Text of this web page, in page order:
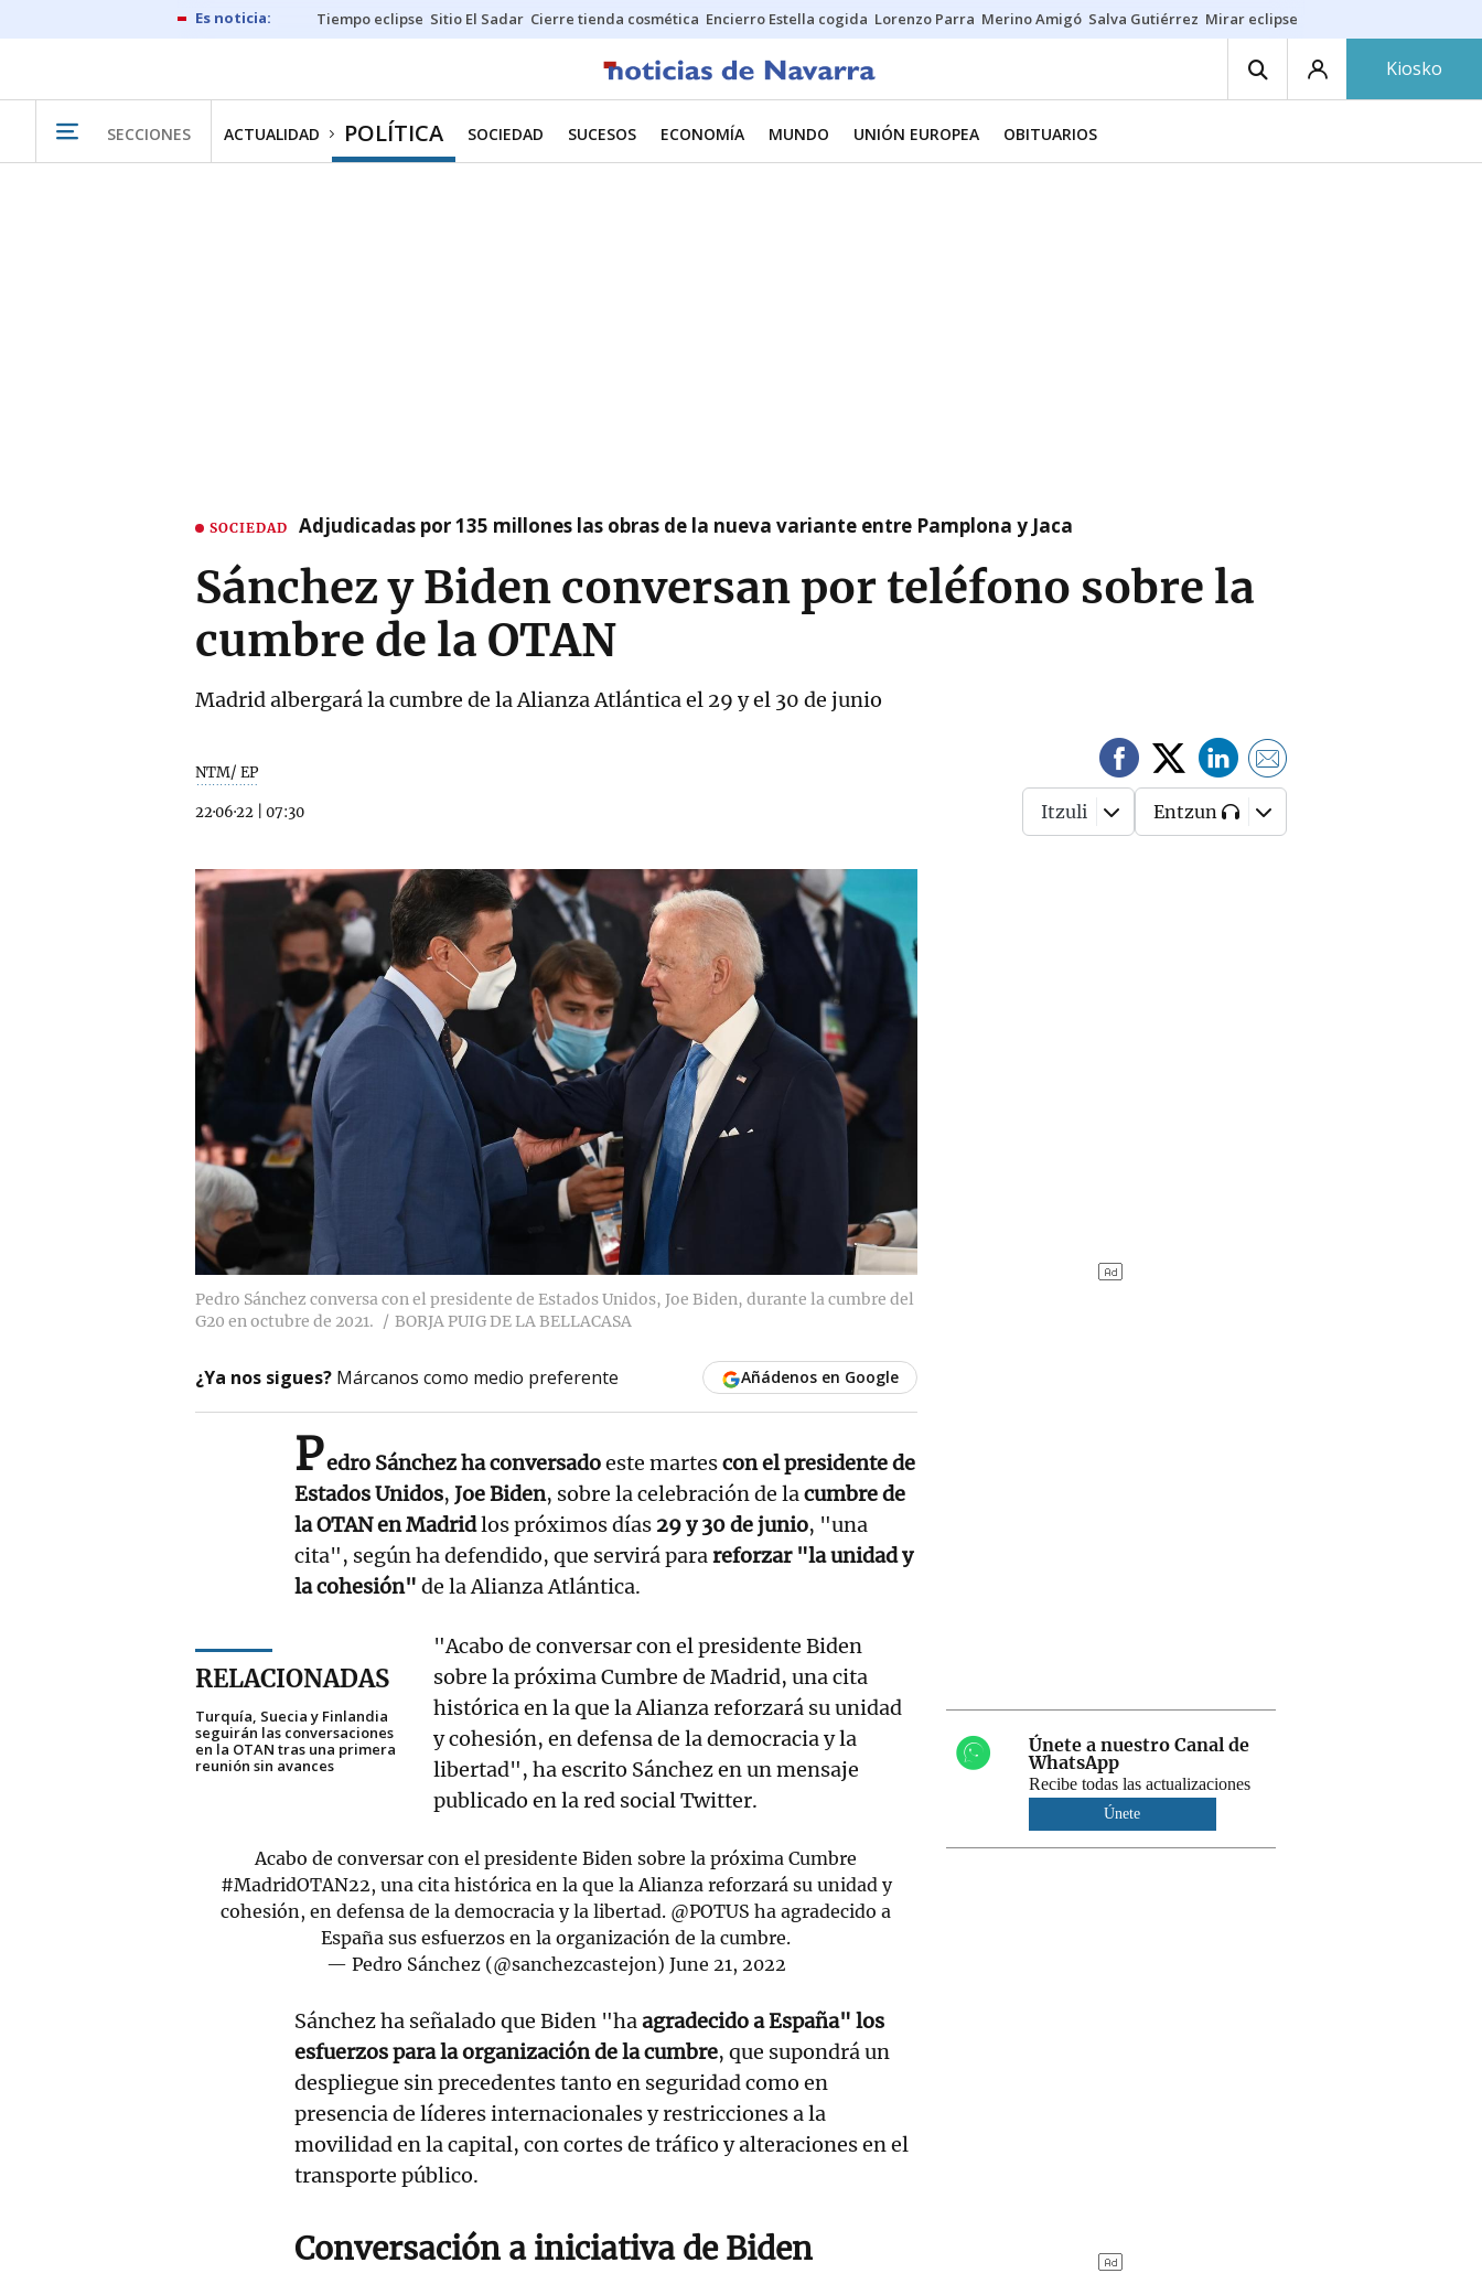
Tiempo eclipse Sitio El Sadar Cierre tienda cosmética Encierro Estella cogida Lorenzo Parra Merino Amigó Salva Gutiérrez Mirar eclipse
Kiosko
SECCIONES ACTUALIDAD POLÍTICA SOCIEDAD SUCESOS ECONOMÍA MUNDO UNIÓN EUROPEA OBITUARIOS
SOCIEDAD Adjudicadas por 135 millones las obras de la nueva variante entre Pamplona y Jaca
Sánchez y Biden conversan por teléfono sobre la
cumbre de la OTAN
Madrid albergará la cumbre de la Alianza Atlántica el 29 y el 30 de junio
NTM/ EP
22·06·22 07:30 Itzuli Entzun
Pedro Sánchez conversa con el presidente de Estados Unidos, Joe Biden, durante la cumbre del
G20 en octubre de 2021.
BORJA PUIG DE LA BELLACASA
¿Ya nos sigues? Márcanos como medio preferente Añádenos en Google
Pedro Sánchez ha conversadoeste martescon el presidente de
Estados Unidos, Joe Biden, sobre la celebración de lacumbre de
la OTAN en Madridlos próximos días 29 y 30 de junio, "una
cita", según ha defendido, que servirá parareforzar "la unidad y
la cohesión" de la Alianza Atlántica.
RELACIONADAS
Turquía, Suecia y Finlandia
seguirán las conversaciones
en la OTAN tras una primera
reunión sin avances
"Acabo de conversar con el presidente Biden
sobre la próxima Cumbre de Madrid, una cita
histórica en la que la Alianza reforzará su unidad
y cohesión, en defensa de la democracia y la
libertad", ha escrito Sánchez en un mensaje
publicado en la red social Twitter.
Acabo de conversar con el presidente Biden sobre la próxima Cumbre
#MadridOTAN22, una cita histórica en la que la Alianza reforzará su unidad y
cohesión, en defensa de la democracia y la libertad. @POTUS ha agradecido a
España sus esfuerzos en la organización de la cumbre.
— Pedro Sánchez (@sanchezcastejon) June 21, 2022
Sánchez ha señalado que Biden "haagradecido a España" los
esfuerzos para la organización de la cumbre, que supondrá un
despliegue sin precedentes tanto en seguridad como en
presencia de líderes internacionales y restricciones a la
movilidad en la capital, con cortes de tráfico y alteraciones en el
transporte público.
Conversación a iniciativa de Biden
Únete a nuestro Canal de
WhatsApp
Recibe todas las actualizaciones
Únete